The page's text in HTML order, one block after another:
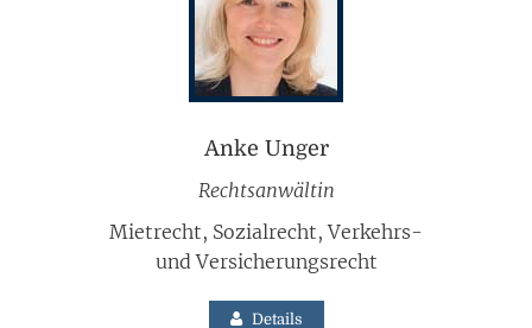
Anke Unger
Rechtsanwältin
Mietrecht, Sozialrecht, Verkehrs-
und Versicherungsrecht
Details